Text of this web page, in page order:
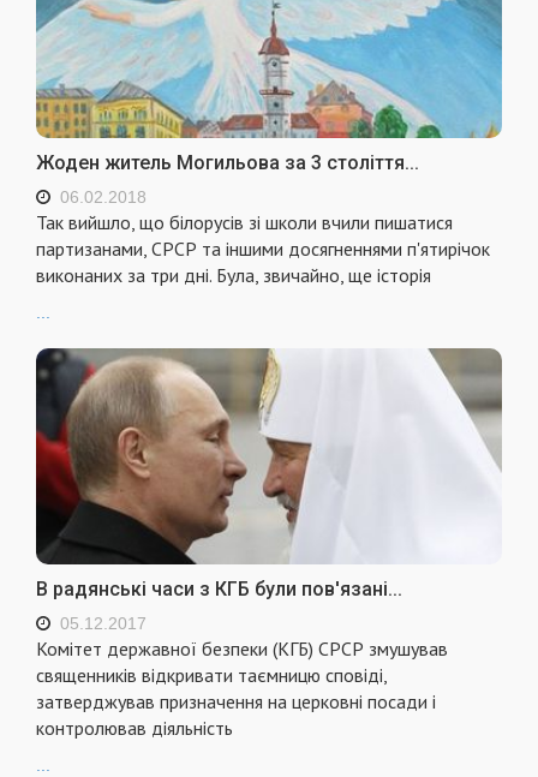
Жоден житель Могильова за 3 століття...
06.02.2018
Так вийшло, що білорусів зі школи вчили пишатися
партизанами, СРСР та іншими досягненнями п'ятирічок
виконаних за три дні. Була, звичайно, ще історія
В радянські часи з КГБ були пов'язані...
05.12.2017
Комітет державної безпеки (КГБ) СРСР змушував
священників відкривати таємницю сповіді,
затверджував призначення на церковні посади і
контролював діяльність
...